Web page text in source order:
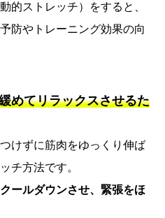
的ストレッチ）をすると、
防やトレーニング効果の向
めてリラックスさせるた
けずに筋肉をゆっくり伸ば
チ方法です。
ールダウンさせ、緊張をほ